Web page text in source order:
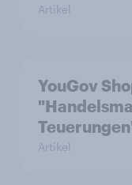
Artikel
YouGov
Artikel